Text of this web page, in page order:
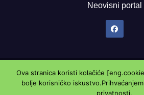
Neovisni portal
Proudly powered by WordPress| Theme:
Ova stranica koristi kolačiće
bolje korisničko
privatnosti.